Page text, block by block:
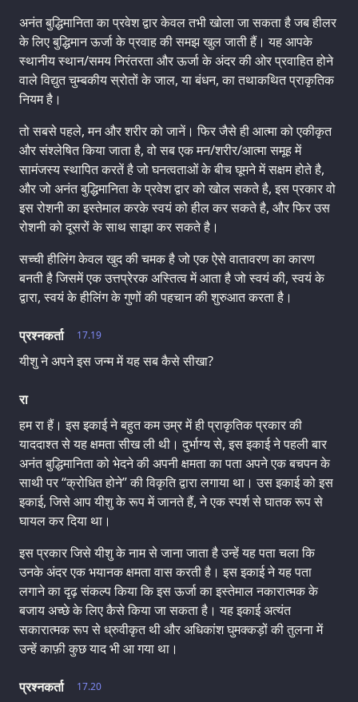
अनंत बुद्धिमानिता का प्रवेश द्वार केवल तभी खोला जा सकता है जब हीलर
के लिए बुद्धिमान ऊर्जा के प्रवाह की समझ खुल जाती हैं। यह आपके
स्थानीय स्थान/समय निरंतरता और ऊर्जा के अंदर की ओर प्रवाहित होने
वाले विद्युत चुम्बकीय स्रोतों के जाल, या बंधन, का तथाकथित प्राकृतिक
नियम है।
तो सबसे पहले, मन और शरीर को जानें। फिर जैसे ही आत्मा को एकीकृत
और संश्लेषित किया जाता है, वो सब एक मन/शरीर/आत्मा समूह में
सामंजस्य स्थापित करतें है जो घनत्वताओं के बीच घूमने में सक्षम होते है,
और जो अनंत बुद्धिमानिता के प्रवेश द्वार को खोल सकते है, इस प्रकार वो
इस रोशनी का इस्तेमाल करके स्वयं को हील कर सकते है, और फिर उस
रोशनी को दूसरों के साथ साझा कर सकते है।
सच्ची हीलिंग केवल खुद की चमक है जो एक ऐसे वातावरण का कारण
बनती है जिसमें एक उत्तप्रेरक अस्तित्व में आता है जो स्वयं की, स्वयं के
द्वारा, स्वयं के हीलिंग के गुणों की पहचान की शुरुआत करता है।
17.19
प्रश्नकर्ता
यीशु ने अपने इस जन्म में यह सब कैसे सीखा?
रा
हम रा हैं। इस इकाई ने बहुत कम उम्र में ही प्राकृतिक प्रकार की
याददाश्त से यह क्षमता सीख ली थी। दुर्भाग्य से, इस इकाई ने पहली बार
अनंत बुद्धिमानिता को भेदने की अपनी क्षमता का पता अपने एक बचपन के
साथी पर “क्रोधित होने” की विकृति द्वारा लगाया था। उस इकाई को इस
इकाई, जिसे आप यीशु के रूप में जानते हैं, ने एक स्पर्श से घातक रूप से
घायल कर दिया था।
इस प्रकार जिसे यीशु के नाम से जाना जाता है उन्हें यह पता चला कि
उनके अंदर एक भयानक क्षमता वास करती है। इस इकाई ने यह पता
लगाने का दृढ़ संकल्प किया कि इस ऊर्जा का इस्तेमाल नकारात्मक के
बजाय अच्छे के लिए कैसे किया जा सकता है। यह इकाई अत्यंत
सकारात्मक रूप से ध्रुवीकृत थी और अधिकांश घुमक्कड़ों की तुलना में
उन्हें काफ़ी कुछ याद भी आ गया था।
17.20
प्रश्नकर्ता